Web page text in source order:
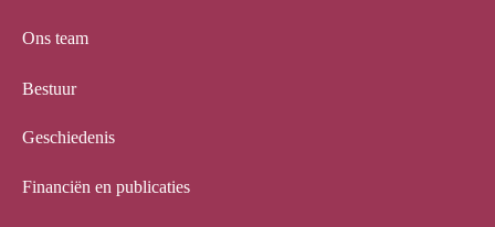
Ons team
Bestuur
Geschiedenis
Financiën en publicaties